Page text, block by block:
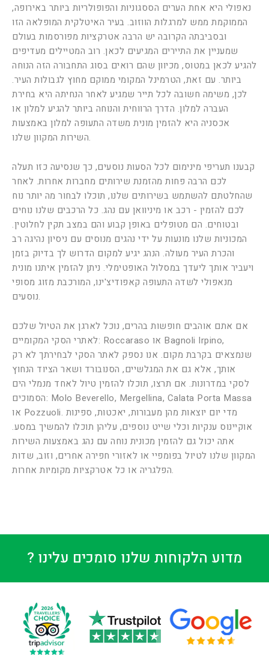
נאפולי היא אחת הערים הססגוניות והפופולריות ביותר באירופה,
הממוקמת ממש למרגלות הווזוב. בעיר האיטלקית המופלאה הזו
ובסביבתה הקרובה יש הרבה אטרקציות מפורסמות בעולם
שמעניין את התיירים המגיעים לכאן. רוב המטיילים מעדיפים
להגיע לכאן במטוס, מכיוון שהם רואים בסוג התחבורה הזה הנוחה
ביותר. עם זאת, הטרמינל המקומי ממוקם מחוץ לגבולות העיר.
לכן, משימה חשובה לכל תייר שמגיע לאחר הנחיתה היא בחירת
העברה למלון. הדרך הרווחית והנוחה ביותר להגיע למלון או
אכסניה היא להזמין מונית משדה התעופה למלון באמצעות
השירות המקוון שלנו.
קבענו תעריפי מינימום לכל הסעות נוסעים, כך שנסיעה כזו תעלה
לכם הרבה פחות מהזמנת שירותים מחברות אחרות. לאחר
שהחלטתם להשתמש בשירותים שלנו, תוכלו לבחור מה יותר נוח
לכם להזמין - רכב או מיניוואן עם נהג. כל הרכבים שלנו נוחים
ובטוחים. הם מטופלים באופן קבוע והם במצב תקין לחלוטין.
המכוניות שלנו מונעות על ידי נהגים מנוסים עם ניסיון נהיגה רב
והכרת העיר מעולה. הנהג יגיע למקום הדרוש לך בדיוק בזמן
ויעביר אותך ליעדך במסלול האופטימלי. ניתן להזמין איתנו מונית
מנאפולי לשדה התעופה קאפודיצ'ינו, המורכבת מזוג מסופי
נוסעים.
אם אתם אוהבים חופשות בהרים, נוכל לארגן את הטיול שלכם
לאתרי הסקי המקומיים: Roccaraso או Bagnoli Irpino,
שנמצאים בקרבת מקום. אנו נספק לאתר הסקי לבחירתך לא רק
אותך, אלא גם את המגלשיים, הסנובורד ושאר הציוד הנחוץ
לסקי במדרונות. אם תרצו, תוכלו להזמין טיול לאחד מנמלי הים
הסמוכים: Molo Beverello, Mergellina, Calata Porta Massa
או Pozzuoli. מדי יום יוצאות מהן מעבורות, יאכטות, ספינות
אוקיינוס ​​ענקיות וכלי שייט נוספים, עליהן תוכלו להמשיך במסע.
אתה יכול גם להזמין מכונית נוחה עם נהג באמצעות השירות
המקוון שלנו לטיול בפומפיי או לאזורי חפירה אחרים, וזוב, שדות
הפלגריה או כל אטרקציות מקומיות אחרות.
? מדוע הלקוחות שלנו סומכים עלינו